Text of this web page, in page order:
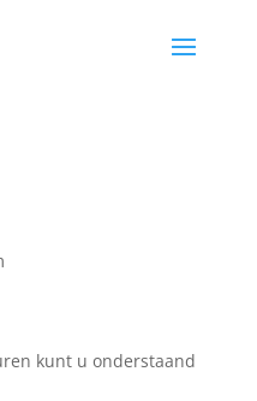
kunt u onderstaand